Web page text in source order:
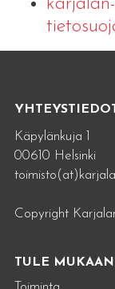
Käpylänkuja 1
00610 Helsinki
Copyright
TULE MUKAAN